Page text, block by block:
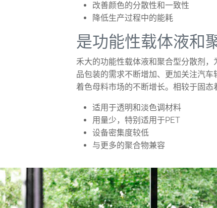
改善颜色的分散性和一致性
降低生产过程中的能耗
是功能性载体液和
禾大的功能性载体液和聚合型分散剂
品包装的需求不断增加、更加关注汽
着色母料市场的不断增长。相较于固态
适用于透明和淡色调材料
用量少，特别适用于PET
设备密集度较低
与更多的聚合物兼容